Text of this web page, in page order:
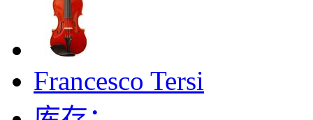
Francesco Tersi